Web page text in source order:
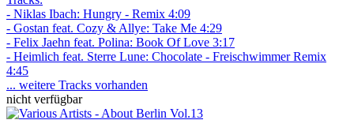
- Niklas Ibach: Hungry - Remix 4:09
- Gostan feat. Cozy & Allye: Take Me 4:29
- Felix Jaehn feat. Polina: Book Of Love 3:17
- Heimlich feat. Sterre Lune: Chocolate - Freischwimmer Remix
4:45
... weitere Tracks vorhanden
nicht verfügbar